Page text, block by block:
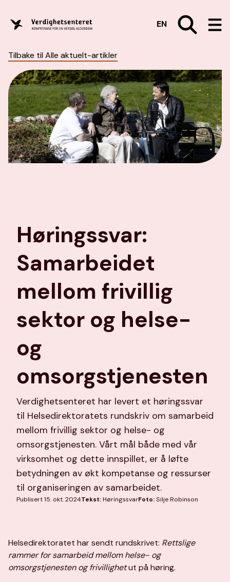
EN
Tilbake til Alle aktuelt-artikler
Høringssvar:
Samarbeidet
mellom frivillig
sektor og helse-
og
omsorgstjenesten
Verdighetsenteret har levert et høringssvar
til Helsedirektoratets rundskriv om samarbeid
mellom frivillig sektor og helse- og
omsorgstjenesten. Vårt mål både med vår
virksomhet og dette innspillet, er å løfte
betydningen av økt kompetanse og ressurser
til organiseringen av samarbeidet.
Publisert 15. okt. 2024Tekst:HøringssvarFoto:Silje Robinson
Helsedirektoratet har sendt rundskrivet: Rettslige
rammer for samarbeid mellom helse- og
omsorgstjenesten og frivillighetut på høring.